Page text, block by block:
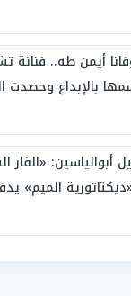
أيمن طه.. فنانة
بالإبداع وحصدت
أبوالياسين:
الميم»